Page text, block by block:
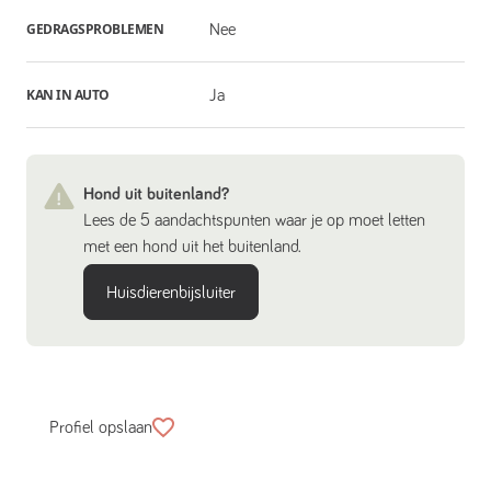
GEDRAGSPROBLEMEN Nee
KAN IN AUTO Ja
Hond uit buitenland?
Lees de 5 aandachtspunten waar je op moet letten
met een hond uit het buitenland.
Huisdierenbijsluiter
Profiel opslaan